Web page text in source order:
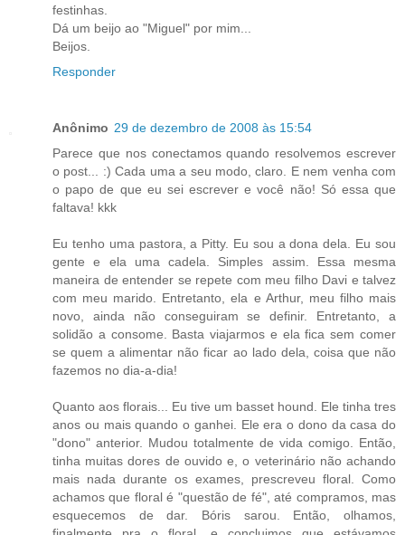
festinhas.
Dá um beijo ao "Miguel" por mim...
Beijos.
Responder
Anônimo 29 de dezembro de 2008 às 15:54
Parece que nos conectamos quando resolvemos escrever
o post... :) Cada uma a seu modo, claro. E nem venha com
o papo de que eu sei escrever e você não! Só essa que
faltava! kkk
Eu tenho uma pastora, a Pitty. Eu sou a dona dela. Eu sou
gente e ela uma cadela. Simples assim. Essa mesma
maneira de entender se repete com meu filho Davi e talvez
com meu marido. Entretanto, ela e Arthur, meu filho mais
novo, ainda não conseguiram se definir. Entretanto, a
solidão a consome. Basta viajarmos e ela fica sem comer
se quem a alimentar não ficar ao lado dela, coisa que não
fazemos no dia-a-dia!
Quanto aos florais... Eu tive um basset hound. Ele tinha tres
anos ou mais quando o ganhei. Ele era o dono da casa do
"dono" anterior. Mudou totalmente de vida comigo. Então,
tinha muitas dores de ouvido e, o veterinário não achando
mais nada durante os exames, prescreveu floral. Como
achamos que floral é "questão de fé", até compramos, mas
esquecemos de dar. Bóris sarou. Então, olhamos,